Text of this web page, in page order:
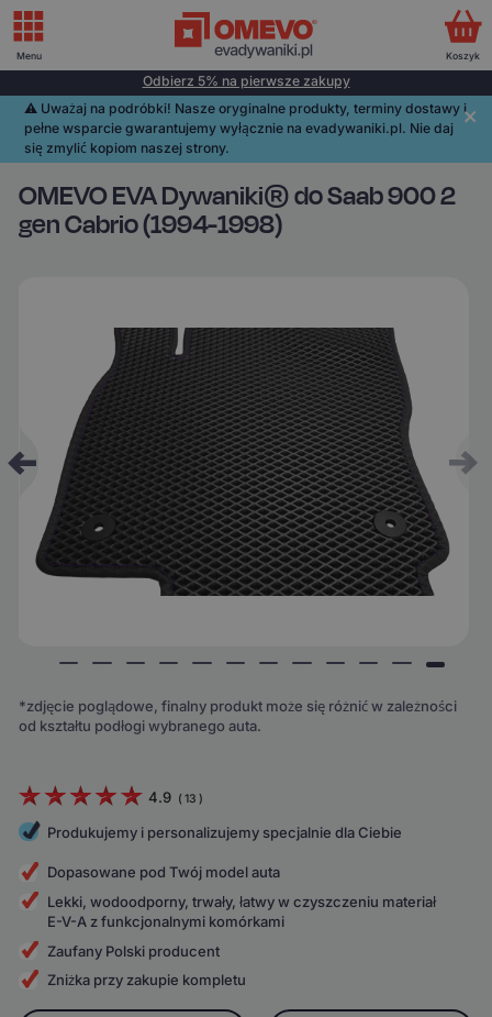
Odbierz 5% na pierwsze zakupy
⚠️️ Uważaj na podróbki! Nasze oryginalne produkty, terminy dostawy i
pełne wsparcie gwarantujemy wyłącznie na evadywaniki.pl. Nie daj
się zmylić kopiom naszej strony.
OMEVO EVA Dywaniki® do Saab 900 2
gen Cabrio (1994-1998)
*zdjęcie poglądowe, finalny produkt może się różnić w zależności
od kształtu podłogi wybranego auta.
4.9 ( 13 )
Produkujemy i personalizujemy specjalnie dla Ciebie
Dopasowane pod Twój model auta
Lekki, wodoodporny, trwały, łatwy w czyszczeniu materiał
E-V-A z funkcjonalnymi komórkami
Zaufany Polski producent
Zniżka przy zakupie kompletu
Menu Koszyk